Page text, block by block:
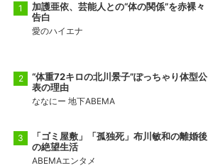
加護亜依、芸能人との“体の関係”を赤裸々
告白
愛のハイエナ
“体重72キロの北川景子”ぽっちゃり体型公
表の理由
ななにー 地下ABEMA
「ゴミ屋敷」「孤独死」布川敏和の離婚後
の絶望生活
ABEMAエンタメ